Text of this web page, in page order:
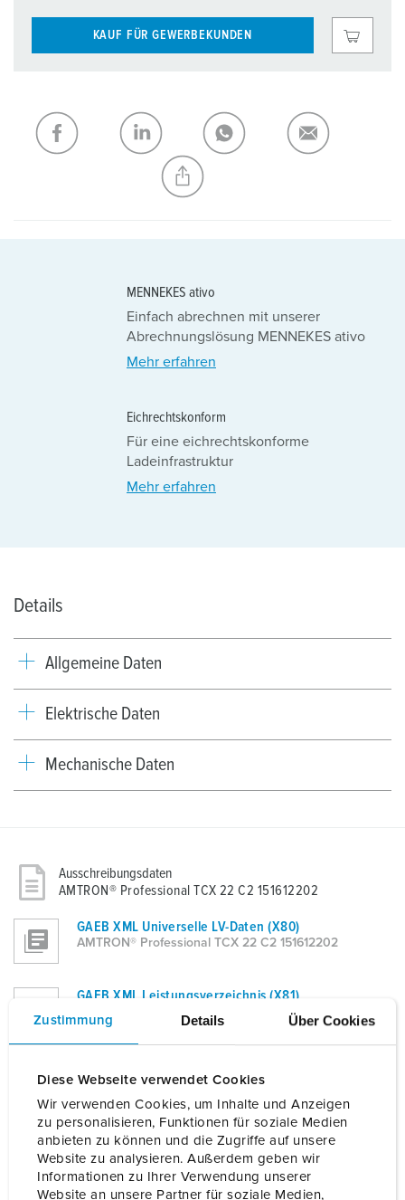
Zustimmung Details Über Cookies
Diese Webseite verwendet Cookies
Wir verwenden Cookies, um Inhalte und Anzeigen
zu personalisieren, Funktionen für soziale Medien
anbieten zu können und die Zugriffe auf unsere
Website zu analysieren. Außerdem geben wir
Informationen zu Ihrer Verwendung unserer
Website an unsere Partner für soziale Medien,
KAUF FÜR GEWERBEKUNDEN
MENNEKES ativo
Einfach abrechnen mit unserer
Abrechnungslösung MENNEKES ativo
Mehr erfahren
Eichrechtskonform
Für eine eichrechtskonforme
Ladeinfrastruktur
Mehr erfahren
Details
Allgemeine Daten
Elektrische Daten
Mechanische Daten
Ausschreibungsdaten
AMTRON® Professional TCX 22 C2 151612202
GAEB XML Universelle LV-Daten (X80)
AMTRON® Professional TCX 22 C2 151612202
GAEB XML Leistungsverzeichnis (X81)
AMTRON® Professional TCX 22 C2 151612202
AMTRON® Professional TCX 22 C2 151612202
GAEB XML Angebotsaufforderung (X83)
AMTRON® Professional TCX 22 C2 151612202